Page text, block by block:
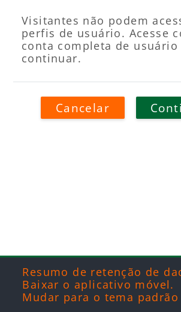
Visitantes não podem
perfis de usuário. Acesse
conta completa de usuário
continuar.
Cancelar
Resumo de retenção de
Baixar o aplicativo móvel.
Mudar para o tema padrão